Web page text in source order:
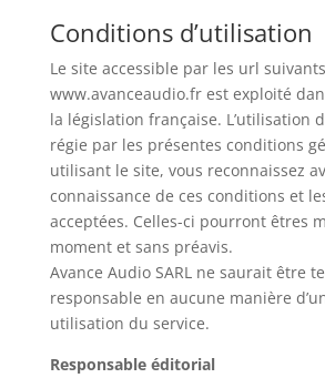
Conditions d’utilisation
Le site accessible par les url
www.avanceaudio.fr est exploité
la législation française. L’utilisation
régie par les présentes conditions
utilisant le site, vous reconnaissez
connaissance de ces conditions et
acceptées. Celles-ci pourront êtres
moment et sans préavis.
Avance Audio SARL ne saurait être
responsable en aucune manière
utilisation du service.
Responsable éditorial